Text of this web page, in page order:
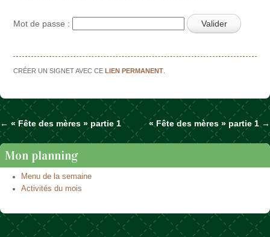
Mot de passe :
CRÉER UN SIGNET AVEC CELIEN PERMANENT
Naviguer dans les articles
← « Fête des mères » partie 1 « Fête des mères » partie 1 →
Mon planning
Menu de la semaine
Activités du mois